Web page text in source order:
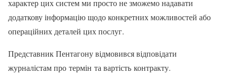
характер цих систем ми просто не зможемо надавати
додаткову інформацію щодо конкретних можливостей або
операційних деталей цих послуг.
Представник Пентагону відмовився відповідати
журналістам про термін та вартість контракту.